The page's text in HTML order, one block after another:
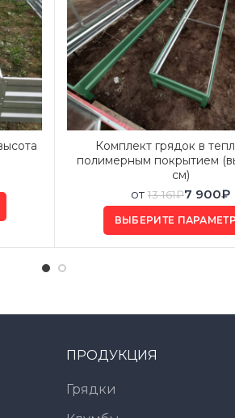
Комплект грядок в
полимерным покрытием
см)
от 13 161₽7 900₽
ВЫБЕРИТЕ
ПРОДУКЦИЯ
Грядки